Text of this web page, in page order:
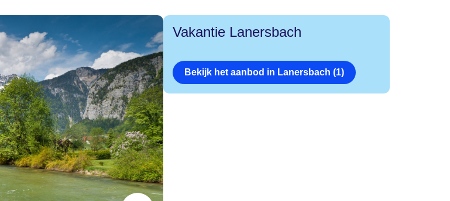
Vakantie Lanersbach
Bekijk het aanbod in Lanersbach (1)